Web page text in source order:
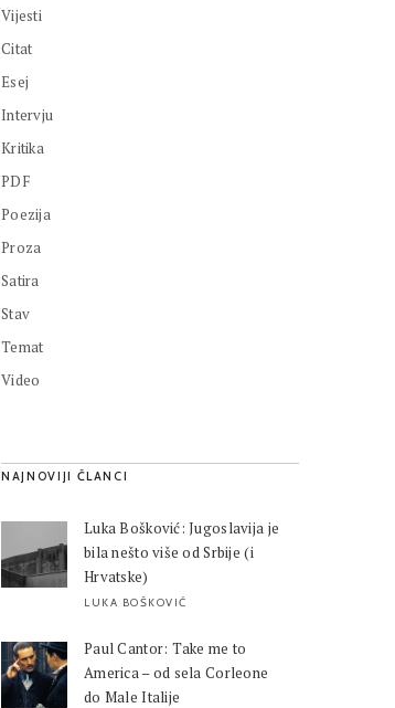
Vijesti
Citat
Esej
Intervju
Kritika
PDF
Poezija
Proza
Satira
Stav
Temat
Video
NAJNOVIJI ČLANCI
Luka Bošković: Jugoslavija je
bila nešto više od Srbije (i
Hrvatske)
LUKA BOŠKOVIĆ
Paul Cantor: Take me to
America – od sela Corleone
do Male Italije